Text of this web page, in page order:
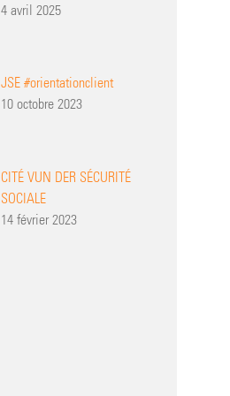
4 avril 2025
JSE #orientationclient
10 octobre 2023
CITÉ VUN DER SÉCURITÉ
SOCIALE
14 février 2023